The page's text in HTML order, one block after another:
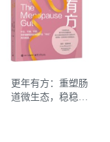
更年有方：重塑肠
道微生态，稳稳过